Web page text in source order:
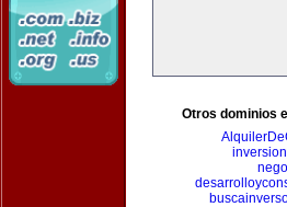
Otros dominios